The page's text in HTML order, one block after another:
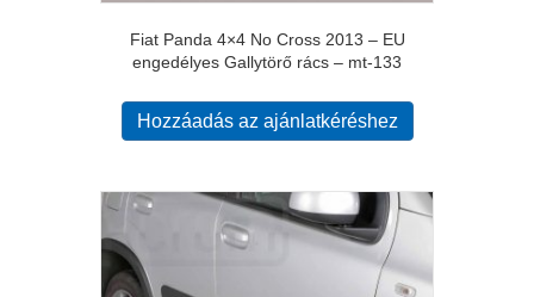
Fiat Panda 4×4 No Cross 2013 – EU
engedélyes Gallytörő rács – mt-133
Hozzáadás az ajánlatkéréshez